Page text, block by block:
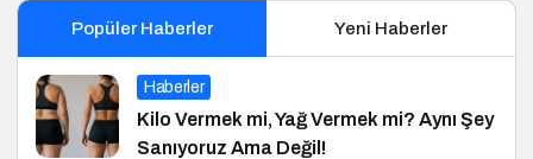
Popüler Haberler Yeni Haberler
Haberler
Kilo Vermek mi, Yağ Vermek mi? Aynı Şey
Sanıyoruz Ama Değil!